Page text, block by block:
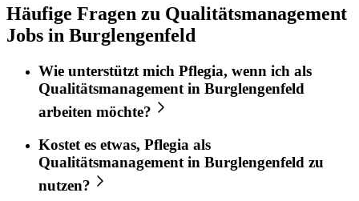
Häufige Fragen zu Qualitätsmanagement
Jobs in Burglengenfeld
Wie unterstützt mich Pflegia, wenn ich als
Qualitätsmanagementin Burglengenfeld
arbeiten möchte?
Kostet es etwas, Pflegia als
Qualitätsmanagement in Burglengenfeld zu
nutzen?